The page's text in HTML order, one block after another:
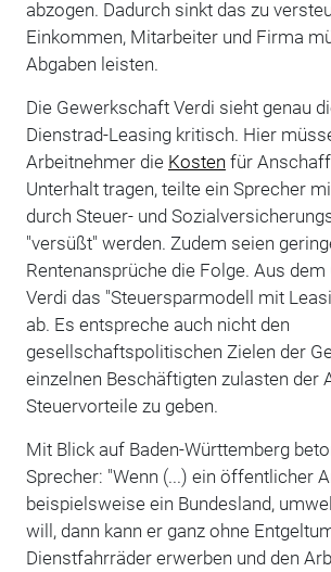
abzogen. Dadurch sinkt das zu
Einkommen, Mitarbeiter und Firma
Abgaben leisten.
Die Gewerkschaft Verdi sieht genau
Dienstrad-Leasing kritisch. Hier
Arbeitnehmer die Kosten für
Unterhalt tragen, teilte ein Sprecher
durch Steuer- und
"versüßt" werden. Zudem seien
Rentenansprüche die Folge. Aus dem
Verdi das "Steuersparmodell mit
ab. Es entspreche auch nicht den
gesellschaftspolitischen Zielen der
einzelnen Beschäftigten zulasten der
Steuervorteile zu geben.
Mit Blick auf Baden-Württemberg
Sprecher: "Wenn (...) ein öffentlicher
beispielsweise ein Bundesland,
will, dann kann er ganz ohne
Dienstfahrräder erwerben und den